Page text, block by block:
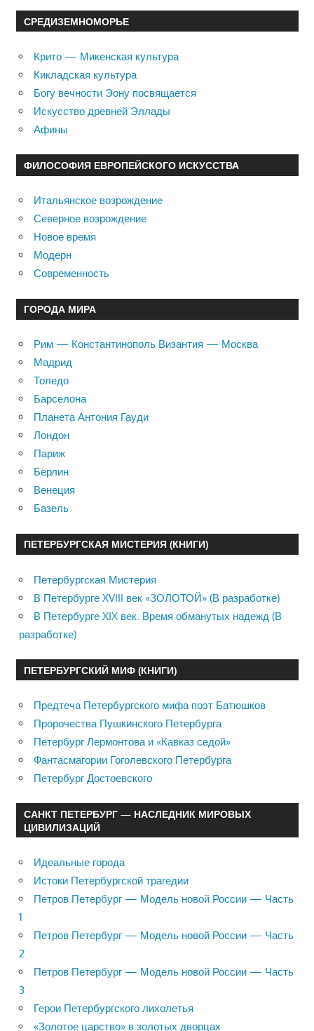
СРЕДИЗЕМНОМОРЬЕ
Крито — Микенская культура
Кикладская культура
Богу вечности Эону посвящается
Искусство древней Эллады
Афины
ФИЛОСОФИЯ ЕВРОПЕЙСКОГО ИСКУССТВА
Итальянское возрождение
Северное возрождение
Новое время
Модерн
Современность
ГОРОДА МИРА
Рим — Константинополь Византия — Москва
Мадрид
Толедо
Барселона
Планета Антония Гауди
Лондон
Париж
Берлин
Венеция
Базель
ПЕТЕРБУРГСКАЯ МИСТЕРИЯ (КНИГИ)
Петербургская Мистерия
В Петербурге XVIII век «ЗОЛОТОЙ» (В разработке)
В Петербурге XIX век. Время обманутых надежд (В
разработке)
ПЕТЕРБУРГСКИЙ МИФ (КНИГИ)
Предтеча Петербургского мифа поэт Батюшков
Пророчества Пушкинского Петербурга
Петербург Лермонтова и «Кавказ седой»
Фантасмагории Гоголевского Петербурга
Петербург Достоевского
САНКТ ПЕТЕРБУРГ — НАСЛЕДНИК МИРОВЫХ
ЦИВИЛИЗАЦИЙ
Идеальные города
Истоки Петербургской трагедии
Петров Петербург — Модель новой России — Часть
1
Петров Петербург — Модель новой России — Часть
2
Петров Петербург — Модель новой России — Часть
3
Герои Петербургского лихолетья
«Золотое царство» в золотых дворцах